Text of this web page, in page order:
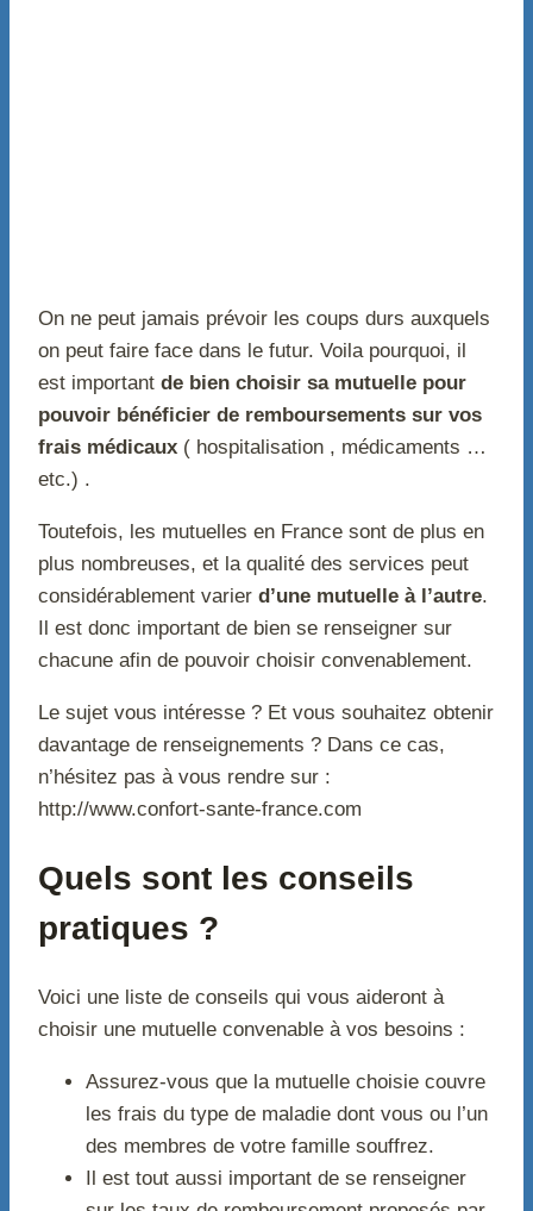
On ne peut jamais prévoir les coups durs auxquels
on peut faire face dans le futur. Voila pourquoi, il
est important de bien choisir sa mutuelle pour
pouvoir bénéficier de remboursements sur vos
frais médicaux ( hospitalisation , médicaments …
etc.) .
Toutefois, les mutuelles en France sont de plus en
plus nombreuses, et la qualité des services peut
considérablement varier d’une mutuelle à l’autre.
Il est donc important de bien se renseigner sur
chacune afin de pouvoir choisir convenablement.
Le sujet vous intéresse ? Et vous souhaitez obtenir
davantage de renseignements ? Dans ce cas,
n’hésitez pas à vous rendre sur :
http://www.confort-sante-france.com
Quels sont les conseils
pratiques ?
Voici une liste de conseils qui vous aideront à
choisir une mutuelle convenable à vos besoins :
Assurez-vous que la mutuelle choisie couvre
les frais du type de maladie dont vous ou l’un
des membres de votre famille souffrez.
Il est tout aussi important de se renseigner